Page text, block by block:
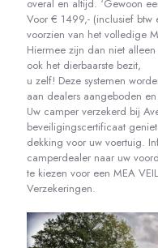
overal en altijd. ‘Gewoon
Voor € 1499,- (inclusief btw
voorzien van het volledige
Hiermee zijn dan niet
ook het dierbaarste bezit,
u zelf! Deze systemen
aan dealers aangeboden
Uw camper verzekerd bij
beveiligingscertificaat
dekking voor uw voertuig.
camperdealer naar uw
te kiezen voor een MEA
Verzekeringen.